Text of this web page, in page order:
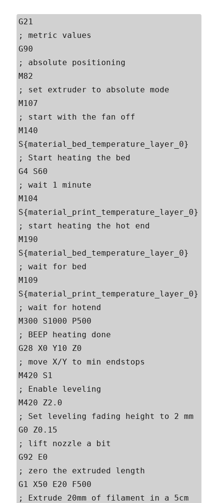
G21
; metric values
G90
; absolute positioning
M82
; set extruder to absolute mode
M107
; start with the fan off
M140
S{material_bed_temperature_layer_0}
; Start heating the bed
G4 S60
; wait 1 minute
M104
S{material_print_temperature_layer_0}
; start heating the hot end
M190
S{material_bed_temperature_layer_0}
; wait for bed
M109
S{material_print_temperature_layer_0}
; wait for hotend
M300 S1000 P500
; BEEP heating done
G28 X0 Y10 Z0
; move X/Y to min endstops
M420 S1
; Enable leveling
M420 Z2.0
; Set leveling fading height to 2 mm
G0 Z0.15
; lift nozzle a bit
G92 E0
; zero the extruded length
G1 X50 E20 F500
; Extrude 20mm of filament in a 5cm